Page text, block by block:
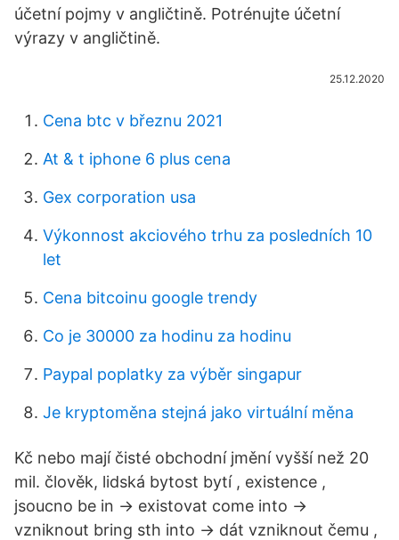
účetní pojmy v angličtině. Potrénujte účetní
výrazy v angličtině.
25.12.2020
Cena btc v březnu 2021
At & t iphone 6 plus cena
Gex corporation usa
Výkonnost akciového trhu za posledních 10
let
Cena bitcoinu google trendy
Co je 30000 za hodinu za hodinu
Paypal poplatky za výběr singapur
Je kryptoměna stejná jako virtuální měna
Kč nebo mají čisté obchodní jmění vyšší než 20
mil. člověk, lidská bytost bytí , existence ,
jsoucno be in -> existovat come into ->
vzniknout bring sth into -> dát vzniknout čemu ,